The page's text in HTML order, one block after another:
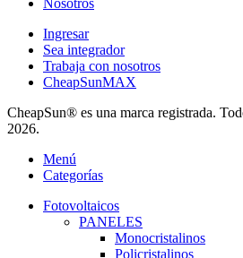
Ingresar
Sea integrador
Trabaja con nosotros
CheapSunMAX
CheapSun® es una marca registrada.
2026.
Menú
Categorías
Fotovoltaicos
PANELES
Monocristalinos
Policristalinos